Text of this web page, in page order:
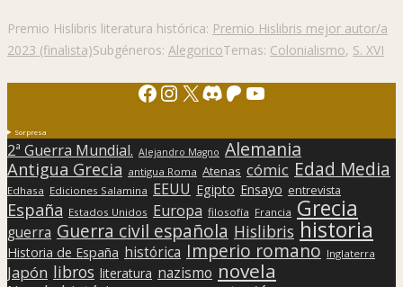
Premio Hislibris literatura histórica: Premio Hislibris mejor autor/a
2023 (finalista)Subgéneros: AlegoricoTemas: Colonialismo, S. XVI
Facebook
Instagram
X Discord
Patreon
YouTube
Sorpresa
2ª Guerra Mundial. Alejandro Magno Alemania
Antigua Grecia antigua Roma Atenas cómic Edad Media
Edhasa Ediciones Salamina EEUU Egipto Ensayo entrevista
España Estados Unidos Europa filosofía Francia Grecia
guerra Guerra civil española Hislibris historia
Historia de España histórica Imperio romano Inglaterra
Japón libros literatura nazismo novela